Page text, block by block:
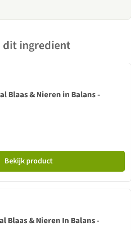
dit ingredient
Blaas & Nieren in Balans -
Bekijk product
Blaas & Nieren In Balans -